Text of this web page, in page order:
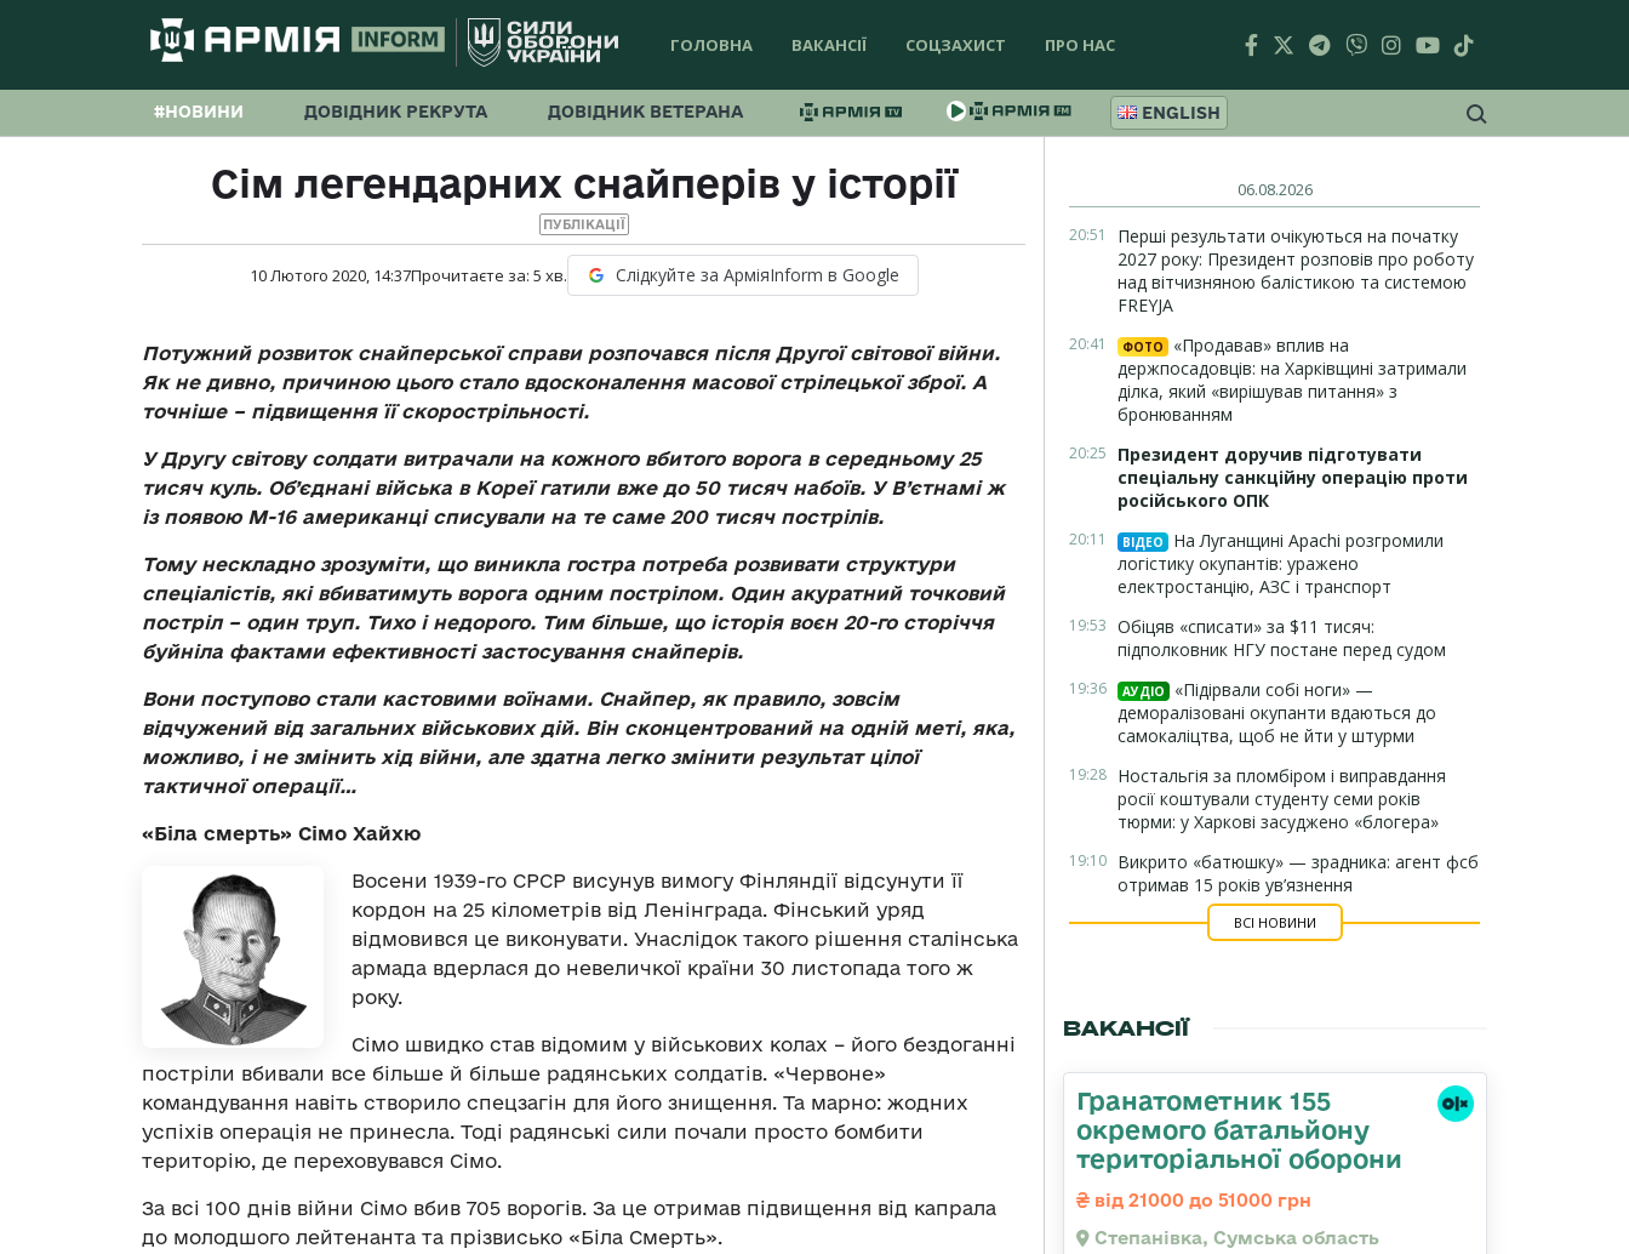
ГОЛОВНА ВАКАНСІЇ СОЦЗАХИСТ ПРО НАС
#НОВИНИ ДОВІДНИК РЕКРУТА ДОВІДНИК ВЕТЕРАНА ENGLISH
Сім легендарних снайперів у історії
ПУБЛІКАЦІЇ
10 Лютого 2020, 14:37Прочитаєте за: 5 хв. Слідкуйте за АрміяInform в Google
Потужний розвиток снайперської справи розпочався після Другої світової війни.
Як не дивно, причиною цього стало вдосконалення масової стрілецької зброї. А
точніше – підвищення її скорострільності.
У Другу світову солдати витрачали на кожного вбитого ворога в середньому 25
тисяч куль. Об’єднані війська в Кореї гатили вже до 50 тисяч набоїв. У В’єтнамі ж
із появою M-16 американці списували на те саме 200 тисяч пострілів.
Тому нескладно зрозуміти, що виникла гостра потреба розвивати структури
спеціалістів, які вбиватимуть ворога одним пострілом. Один акуратний точковий
постріл – один труп. Тихо і недорого. Тим більше, що історія воєн 20-го сторіччя
буйніла фактами ефективності застосування снайперів.
Вони поступово стали кастовими воїнами. Снайпер, як правило, зовсім
відчужений від загальних військових дій. Він сконцентрований на одній меті, яка,
можливо, і не змінить хід війни, але здатна легко змінити результат цілої
тактичної операції…
«Біла смерть» Сімо Хайхю
Восени 1939-го СРСР висунув вимогу Фінляндії відсунути її
кордон на 25 кілометрів від Ленінграда. Фінський уряд
відмовився це виконувати. Унаслідок такого рішення сталінська
армада вдерлася до невеличкої країни 30 листопада того ж
року.
Сімо швидко став відомим у військових колах – його бездоганні
постріли вбивали все більше й більше радянських солдатів. «Червоне»
командування навіть створило спецзагін для його знищення. Та марно: жодних
успіхів операція не принесла. Тоді радянські сили почали просто бомбити
територію, де переховувався Сімо.
За всі 100 днів війни Сімо вбив 705 ворогів. За це отримав підвищення від капрала
до молодшого лейтенанта та прізвисько «Біла Смерть».
06.08.2026
20:51
Перші результати очікуються на початку
2027 року: Президент розповів про роботу
над вітчизняною балістикою та системою
FREYJA
20:41 ФОТО
«Продавав» вплив на
держпосадовців: на Харківщині затримали
ділка, який «вирішував питання» з
бронюванням
20:25
Президент доручив підготувати
спеціальну санкційну операцію проти
російського ОПК
20:11 ВІДЕО
На Луганщині Apachi розгромили
логістику окупантів: уражено
електростанцію, АЗС і транспорт
19:53 Обіцяв «списати» за $11 тисяч:
підполковник НГУ постане перед судом
19:36 АУДІО
«Підірвали собі ноги» —
деморалізовані окупанти вдаються до
самокаліцтва, щоб не йти у штурми
19:28 Ностальгія за пломбіром і виправдання
росії коштували студенту семи років
тюрми: у Харкові засуджено «блогера»
19:10 Викрито «батюшку» — зрадника: агент фсб
отримав 15 років ув’язнення
ВСІ НОВИНИ
ВАКАНСІЇ
Гранатометник 155
окремого батальйону
територіальної оборони
від 21000 до 51000 грн
Степанівка, Сумська область